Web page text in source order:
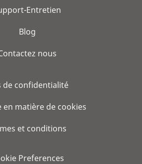
Entretien
Blog
nous
de confidentialité
en matière de cookies
et conditions
Preferences